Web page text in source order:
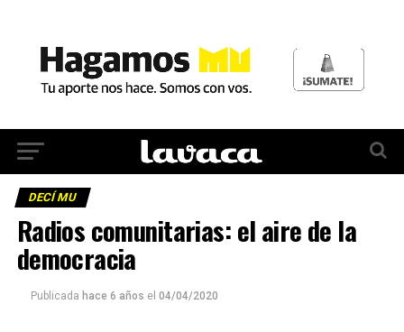
DECÍ MU
Radios comunitarias: el aire de la
democracia
Publicada hace 6 años el 04/04/2020